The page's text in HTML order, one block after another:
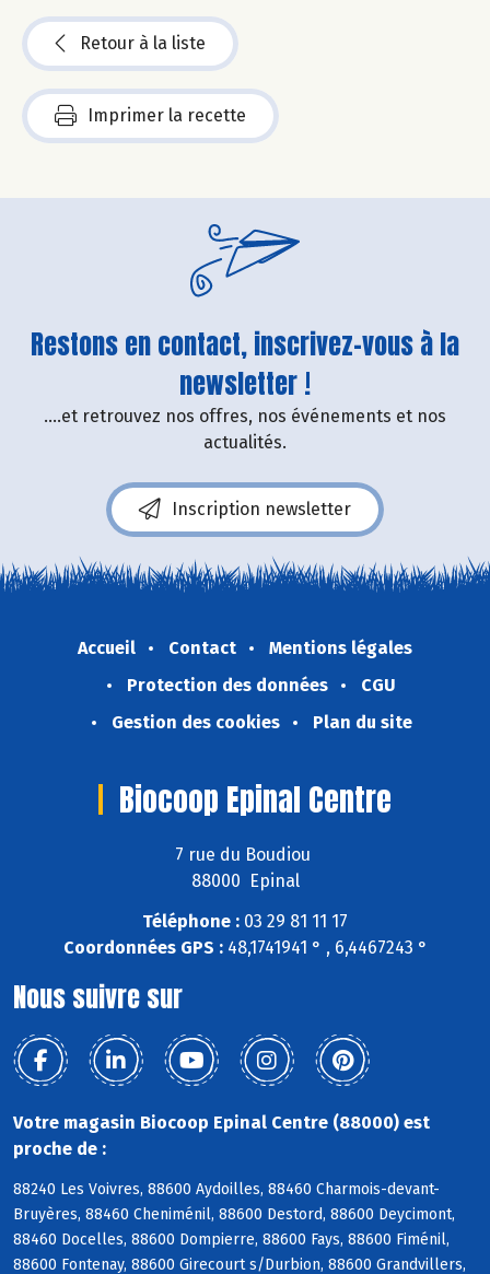
Retour à la liste
Imprimer la recette
Restons en contact, inscrivez-vous à la
newsletter !
....et retrouvez nos offres, nos événements et nos
actualités.
Inscription newsletter
Accueil Contact
Mentions légales
Protection des données
CGU
Gestion des cookies
Plan du site
Biocoop Epinal Centre
7 rue du Boudiou
88000 Epinal
Téléphone : 03 29 81 11 17
Coordonnées GPS :48,1741941 ° , 6,4467243 °
Nous suivre sur
Votre magasin Biocoop Epinal Centre (88000) est
proche de :
88240 Les Voivres, 88600 Aydoilles, 88460 Charmois-devant-
Bruyères, 88460 Cheniménil, 88600 Destord, 88600 Deycimont,
88460 Docelles, 88600 Dompierre, 88600 Fays, 88600 Fiménil,
88600 Fontenay, 88600 Girecourt s/Durbion, 88600 Grandvillers,